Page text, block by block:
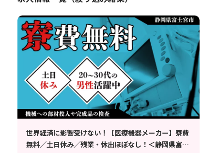
世界経済に影響受けない！【医療機器メーカー】寮費
無料／土日休み／残業・休出ほぼなし！＜静岡県富士